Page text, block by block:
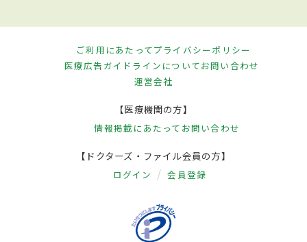
ご利用にあたってプライバシーポリシー
医療広告ガイドラインについてお問い合わせ
運営会社
【医療機関の方】
情報掲載にあたって お問い合わせ
【ドクターズ・ファイル会員の方】
ログイン 会員登録